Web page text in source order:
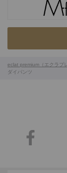
eclat premium（エクラプ
ダイパンツ